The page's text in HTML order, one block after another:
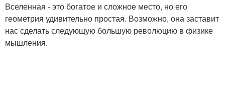
Вселенная - это богатое и сложное место, но его
геометрия удивительно простая. Возможно, она заставит
нас сделать следующую большую революцию в физике
мышления.